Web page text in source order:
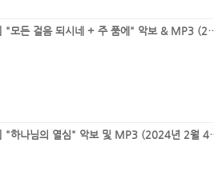
[찬양] "모든 걸음 되시네 + 주 품
[찬양] "하나님의 열심